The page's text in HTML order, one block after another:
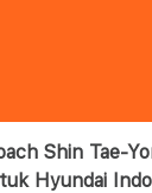
Shin Tae-
Hyundai